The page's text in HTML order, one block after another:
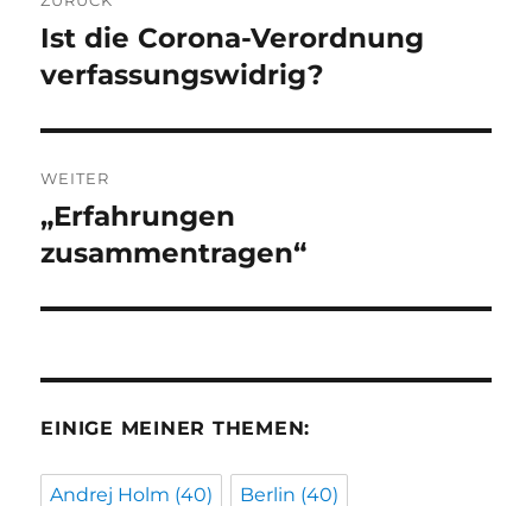
Vorheriger
Beitrag:
Ist die Corona-Verordnung
verfassungswidrig?
WEITER
Nächster
Beitrag:
„Erfahrungen
zusammentragen“
EINIGE MEINER THEMEN:
Andrej Holm (40) Berlin (40)